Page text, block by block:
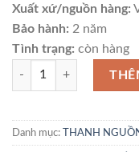
Xuất xứ/nguồn hàng:
Bảo hành: 2 năm
Tình trạng: còn hàng
Thanh Nguồn PDU 24 ổ
Danh mục: THANH